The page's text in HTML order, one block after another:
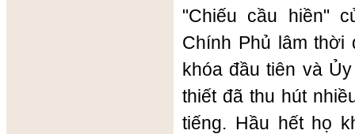
"Chiếu cầu hiền"
Chính Phủ lâm thời
khóa đầu tiên và
thiết đã thu hút
tiếng. Hầu hết họ